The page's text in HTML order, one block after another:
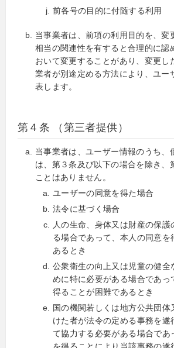
前各号の目的に付随する利用
当事業者は、前項の利用目的を、変
相当の関連性を有すると合理的に認
おいて変更することがあり、変更し
業者が別途定める方法により、ユー
表します。
第４条 （第三者提供）
当事業者は、ユーザー情報のうち、
は、第３条及び以下の場合を除き、
ことはありません。
ユーザーの同意を得た場合
法令に基づく場合
人の生命、身体又は財産の保護
る場合であって、本人の同意を
あるとき
公衆衛生の向上又は児童の健全
めに特に必要がある場合であっ
得ることが困難であるとき
国の機関若しくは地方公共団体
けた者が法令の定める事務を遂
て協力する必要がある場合であ